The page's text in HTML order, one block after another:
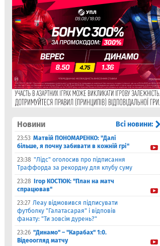
Новини Всі новини:
23:53 Матвiй ПОНОМАРЕНКО: "Далі
більше, я почну забивати в кожній грі"
23:38 "Лідс" оголосив про підписання
Траффорда за рекордну для клубу суму
23:28
Ігор КОСТЮК: "План на матч
спрацював"
23:27 Леау відмовився підписувати
футболку "Галатасарая" і відповів
фанату: "Ти зовсім дурень?"
23:26 "Динамо" – "Карабах" 1:0.
Відеоогляд матчу